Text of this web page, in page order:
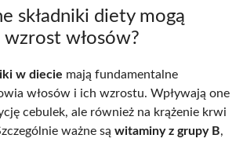
składniki diety mogą
włosów?
w diecie mają fundamentalne
włosów i ich wzrostu. Wpływają one
cebulek, ale również na krążenie krwi
ważne są witaminy z grupy B,